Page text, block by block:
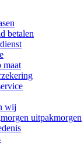
betalen
maat
wij
uitpakmorgen